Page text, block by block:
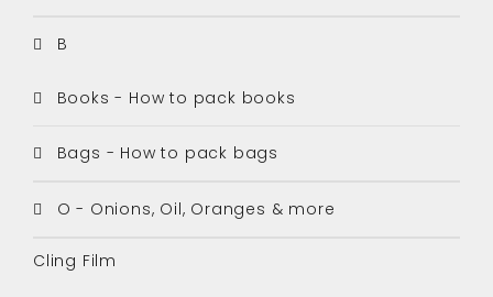
B
Books - How to pack books
Bags - How to pack bags
O - Onions, Oil, Oranges & more
Cling Film